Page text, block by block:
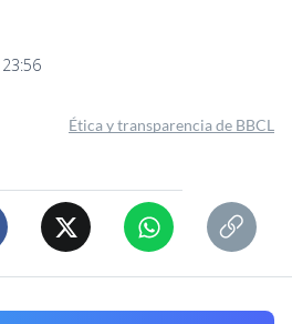
Ética y transparencia de BBCL